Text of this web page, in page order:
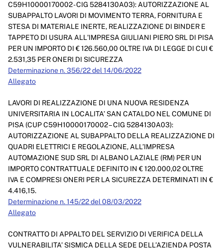
Controlli e rilievi sull'amministrazione
Servizi erogati
Pagamenti dell'amministrazione
Opere pubbliche
Informazioni ambientali
Interventi straordinari e di emergenza
Altri contenuti
Attuazione misure PNRR
C59H10000170002 - CIG 5284130A03): AUTORIZZAZIONE AL
SUBAPPALTO LAVORI DI MOVIMENTO TERRA, FORNITURA E
STESA DI MATERIALE INERTE, REALIZZAZIONE DI BINDER E
TAPPETO DI USURA ALL'IMPRESA GIULIANI PIERO SRL DI PISA
PER UN IMPORTO DI € 126.560,00 OLTRE IVA DI LEGGE DI CUI €
2.531,35 PER ONERI DI SICUREZZA
Determinazione n. 356/22 del 14/06/2022
Allegato
LAVORI DI REALIZZAZIONE DI UNA NUOVA RESIDENZA
UNIVERSITARIA IN LOCALITA’ SAN CATALDO NEL COMUNE DI
PISA (CUP C59H10000170002 – CIG 5284130A03):
AUTORIZZAZIONE AL SUBAPPALTO DELLA REALIZZAZIONE DI
QUADRI ELETTRICI E REGOLAZIONE, ALL’IMPRESA
AUTOMAZIONE SUD SRL DI ALBANO LAZIALE (RM) PER UN
IMPORTO CONTRATTUALE DEFINITO IN € 120.000,02 OLTRE
IVA E COMPRESI ONERI PER LA SICUREZZA DETERMINATI IN €
4.416,15.
Determinazione n. 145/22 del 08/03/2022
Allegato
CONTRATTO DI APPALTO DEL SERVIZIO DI VERIFICA DELLA
VULNERABILITA’ SISMICA DELLA SEDE DELL’AZIENDA POSTA